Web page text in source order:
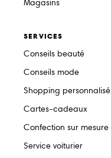
Magasins
SERVICES
Conseils beauté
Conseils mode
Shopping personnalisé
Cartes-cadeaux
Confection sur mesure
Service voiturier